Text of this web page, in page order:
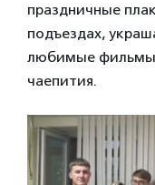
праздничные
подъездах,
любимые
чаепития.